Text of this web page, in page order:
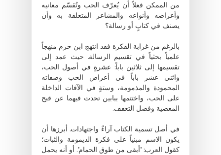
من الممكن فعلاً أن يُعرّف الحب وتُقسّم معانيه
وأعراضه وأنواعه والمشاعر المتعلقة به وأن
يصنف في كتابٍ أو رسالة؟
بالرغم من غرابة الفكرة فقد انتهج ابن حزم منهجاً
علمياً بحثياً في تقسيم الرسالة. حيث عمد إلى
تقسيمها إلى ثلاثين باباً: عشرةٍ في أصول الحب،
واثني عشر باباً في أعراض الحب وصفاته
المحمودة والمذمومة، وستةٍ في الآفات الداخلة
على الحب، واختتمها ببابين تحدث فيهما عن قبح
المعصية وفضل التعفف.
في أصل تسمية الكتاب آراءٌ واجتهادات. أبرزها أن
يكون الاسم مبنياً على فكرة الديمومة والثبات؛
كقول العرب: "أبقى من طوق الحمام". أو أنه يحمل